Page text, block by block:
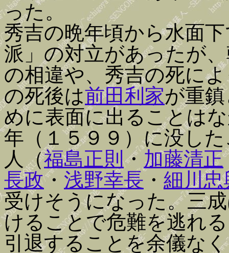
った。
秀吉の晩年頃から水面
派」の対立があったが
の相違や、秀吉の死に
の死後は前田利家が重
めに表面に出ることは
年（１５９９）に没し
人（福島正則・ 加藤清正
長政・ 浅野幸長 ・ 細川忠
受けそうになった。三
けることで危難を逃れ
引退することを余儀な